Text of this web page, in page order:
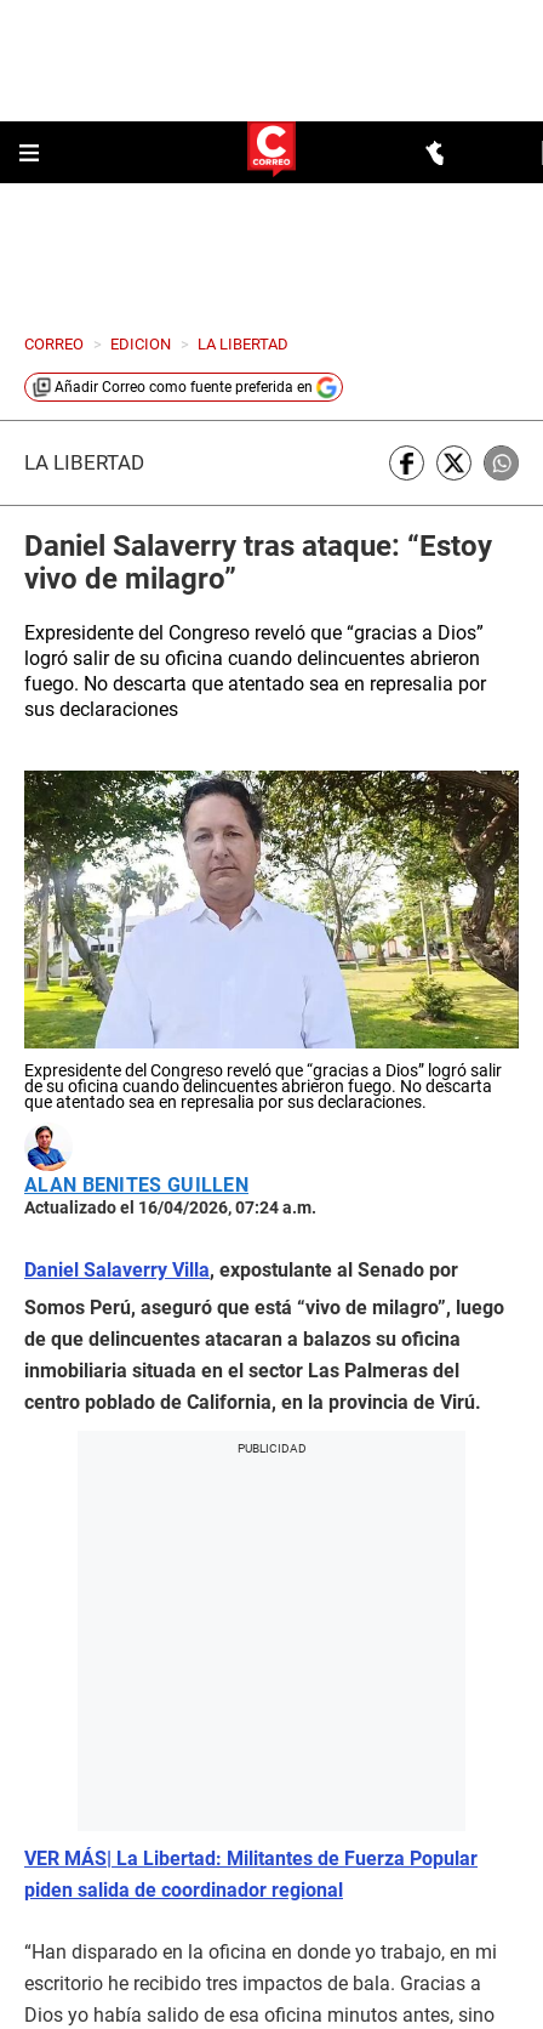
CORREO > EDICION > LA LIBERTAD
Añadir Correo como fuente preferida en
LA LIBERTAD
Daniel Salaverry tras ataque: “Estoy
vivo de milagro”
Expresidente del Congreso reveló que “gracias a Dios”
logró salir de su oficina cuando delincuentes abrieron
fuego. No descarta que atentado sea en represalia por
sus declaraciones
Expresidente del Congreso reveló que “gracias a Dios” logró salir
de su oficina cuando delincuentes abrieron fuego. No descarta
que atentado sea en represalia por sus declaraciones.
ALAN BENITES GUILLEN
Actualizado el 16/04/2026, 07:24 a.m.
Daniel Salaverry Villa, expostulante al Senado por
Somos Perú, aseguró que está “vivo de milagro”, luego
de que delincuentes atacaran a balazos su oficina
inmobiliaria situada en el sector Las Palmeras del
centro poblado de California, en la provincia de Virú.
VER MÁS| La Libertad: Militantes de Fuerza Popular
piden salida de coordinador regional
“Han disparado en la oficina en donde yo trabajo, en mi
escritorio he recibido tres impactos de bala. Gracias a
Dios yo había salido de esa oficina minutos antes, sino